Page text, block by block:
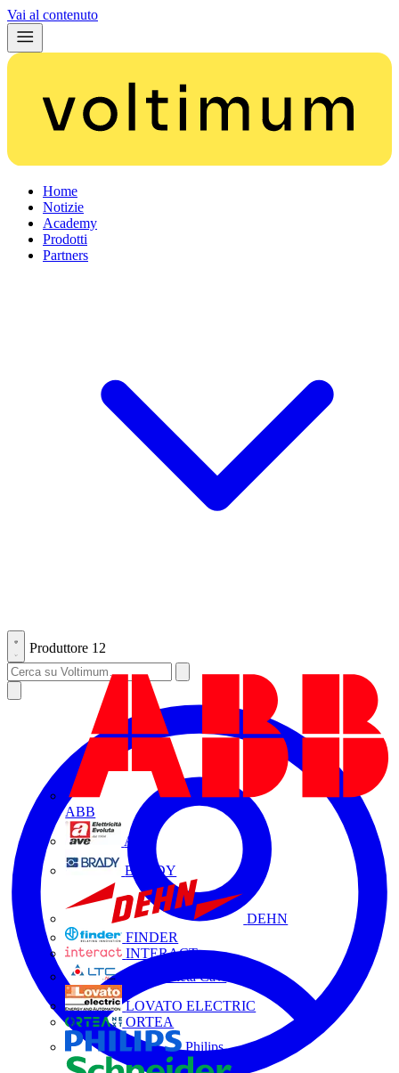
Vai al contenuto
Home
Notizie
Academy
Prodotti
Partners
Produttore 12
ABB
AVE
BRADY
DEHN
FINDER
INTERACT
La Triveneta Cavi
LOVATO ELECTRIC
ORTEA
Philips